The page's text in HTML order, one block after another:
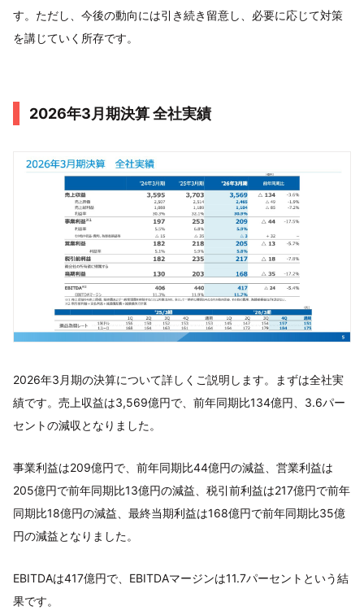
す。ただし、今後の動向には引き続き留意し、必要に応じて対策
を講じていく所存です。
2026年3月期決算 全社実績
2026年3月期の決算について詳しくご説明します。まずは全社実
績です。売上収益は3,569億円で、前年同期比134億円、3.6パー
セントの減収となりました。
事業利益は209億円で、前年同期比44億円の減益、営業利益は
205億円で前年同期比13億円の減益、税引前利益は217億円で前年
同期比18億円の減益、最終当期利益は168億円で前年同期比35億
円の減益となりました。
EBITDAは417億円で、EBITDAマージンは11.7パーセントという結
果です。